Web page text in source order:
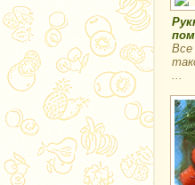
Все
...